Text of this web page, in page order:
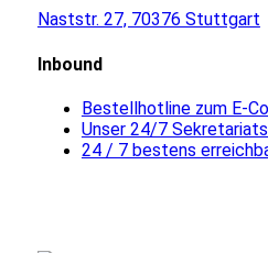
Naststr. 27, 70376 Stuttgart
Inbound
Bestellhotline zum E-
Unser 24/7
24 / 7 bestens